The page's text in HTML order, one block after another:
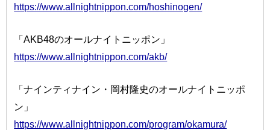
https://www.allnightnippon.com/hoshinogen/
「AKB48のオールナイトニッポン」
https://www.allnightnippon.com/akb/
「ナインティナイン・岡村隆史のオールナイトニッポ
ン」
https://www.allnightnippon.com/program/okamura/